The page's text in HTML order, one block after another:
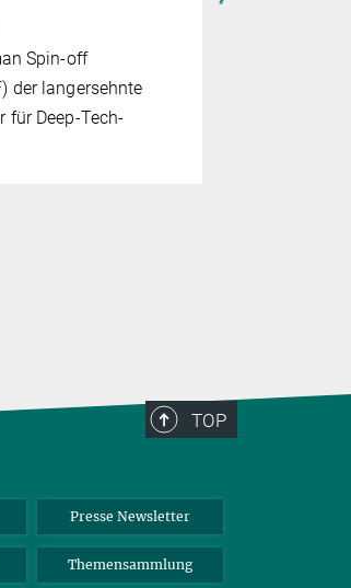
Spin-off
der langersehnte
für Deep-Tech-
TOP
Presse Newsletter
Themensammlung